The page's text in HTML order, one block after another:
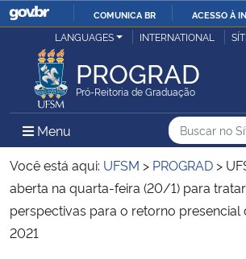
IR
O
COMUNICA BR ACESSO À
Ministério da Justiça e Segurança Pública
Ministério da Defesa
Ministério das Relações Exteriores
Ministério da Economia
LANGUAGES INTERNATIONAL
PROGRAD
Pró-Reitoria de Graduação
Menu Menu Principal do Sítio
Busca
Buscar
Busca:
Você está aqui: UFSM > PROGRAD >
aberta na quarta-feira (20/1) para
perspectivas para o retorno presencial
2021